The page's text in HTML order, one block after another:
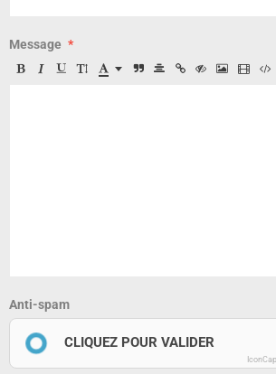
Message
Anti-spam
CLIQUEZ POUR VALIDER